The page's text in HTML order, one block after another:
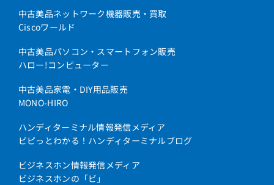
中古美品ネットワーク機器販売・買取
Ciscoワールド
中古美品パソコン・スマートフォン販売
ハロー!コンピューター
中古美品家電・DIY用品販売
MONO-HIRO
ハンディターミナル情報発信メディア
ピピっとわかる！ハンディターミナルブログ
ビジネスホン情報発信メディア
ビジネスホンの「ビ」